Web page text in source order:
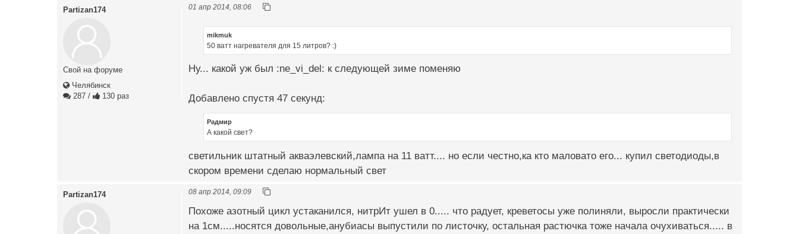
Partizan174
Свой на форуме
Челябинск
287 / 130 раз
01 апр 2014, 08:06
mikmuk
50 ватт нагревателя для 15 литров? :)
Ну... какой уж был :ne_vi_del: к следующей зиме поменяю
Добавлено спустя 47 секунд:
Радмир
А какой свет?
светильник штатный акваэлевский,лампа на 11 ватт.... но если честно,ка кто маловато его... купил светодиоды,в
скором времени сделаю нормальный свет
Partizan174 08 апр 2014, 09:09
Похоже азотный цикл устаканился, нитрИт ушел в 0..... что радует, креветосы уже полиняли, выросли практически
на 1см.....носятся довольные,анубиасы выпустили по листочку, остальная растючка тоже начала очухиваться..... в